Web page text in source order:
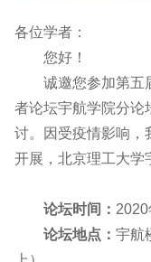
各位学者：
您好！
诚邀您参加第五届
者论坛宇航学院分论
讨。因受疫情影响，
开展，北京理工大学
论坛时间：
论坛地点： 宇航